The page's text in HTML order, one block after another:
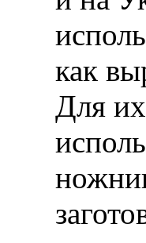
как
Для